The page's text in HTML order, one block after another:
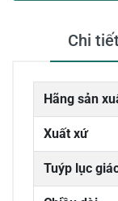
Chi
Hãng sản
Xuất xứ
Tuýp lục